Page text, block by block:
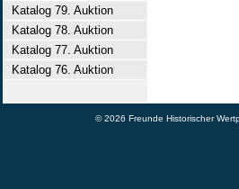
Katalog 79. Auktion
Katalog 78. Auktion
Katalog 77. Auktion
Katalog 76. Auktion
© 2026 Freunde Historischer